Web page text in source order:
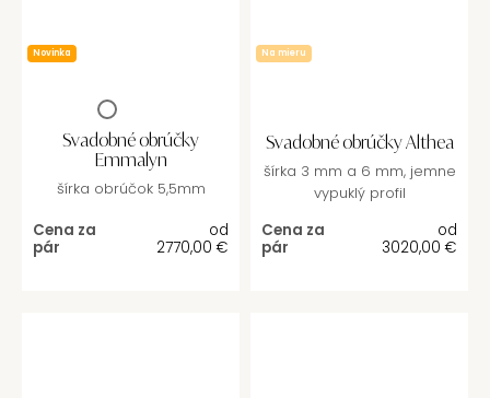
Novinka
Svadobné obrúčky
Emmalyn
šírka obrúčok 5,5mm
Cena za
pár
od
2770,00 €
Na mieru
Svadobné obrúčky Althea
šírka 3 mm a 6 mm, jemne
vypuklý profil
Cena za
pár
od
3020,00 €